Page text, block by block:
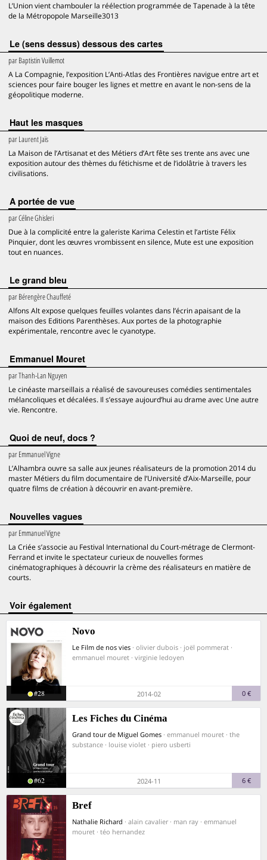
L’Union vient chambouler la réélection programmée de Tapenade à la tête
de la Métropopole Marseille3013
Le (sens dessus) dessous des cartes
parBaptistin Vuillemot
A La Compagnie, l’exposition L’Anti-Atlas des Frontières navigue entre art et
sciences pour faire bouger les lignes et mettre en avant le non-sens de la
géopolitique moderne.
Haut les masques
parLaurent Jaïs
La Maison de l’Artisanat et des Métiers d’Art fête ses trente ans avec une
exposition autour des thèmes du fétichisme et de l’idolâtrie à travers les
civilisations.
A portée de vue
parCéline Ghisleri
Due à la complicité entre la galeriste Karima Celestin et l’artiste Félix
Pinquier, dont les œuvres vrombissent en silence, Mute est une exposition
tout en nuances.
Le grand bleu
parBérengère Chauffeté
Alfons Alt expose quelques feuilles volantes dans l’écrin apaisant de la
maison des Editions Parenthèses. Aux portes de la photographie
expérimentale, rencontre avec le cyanotype.
Emmanuel Mouret
parThanh-Lan Nguyen
Le cinéaste marseillais a réalisé de savoureuses comédies sentimentales
mélancoliques et décalées. Il s’essaye aujourd’hui au drame avec Une autre
vie. Rencontre.
Quoi de neuf, docs ?
parEmmanuel Vigne
L’Alhambra ouvre sa salle aux jeunes réalisateurs de la promotion 2014 du
master Métiers du film documentaire de l’Université d’Aix-Marseille, pour
quatre films de création à découvrir en avant-première.
Nouvelles vagues
parEmmanuel Vigne
La Criée s’associe au Festival International du Court-métrage de Clermont-
Ferrand et invite le spectateur curieux de nouvelles formes
cinématographiques à découvrir la crème des réalisateurs en matière de
courts.
voir également
Novo
Le Film de nos vies · olivier dubois · joël pommerat ·
emmanuel mouret · virginie ledoyen
#28 2014-02 0 €
Les Fiches du Cinéma
Grand tour de Miguel Gomes · emmanuel mouret · the
substance · louise violet · piero usberti
#62 2024-11 6 €
Bref
Nathalie Richard · alain cavalier · man ray · emmanuel
mouret · téo hernandez